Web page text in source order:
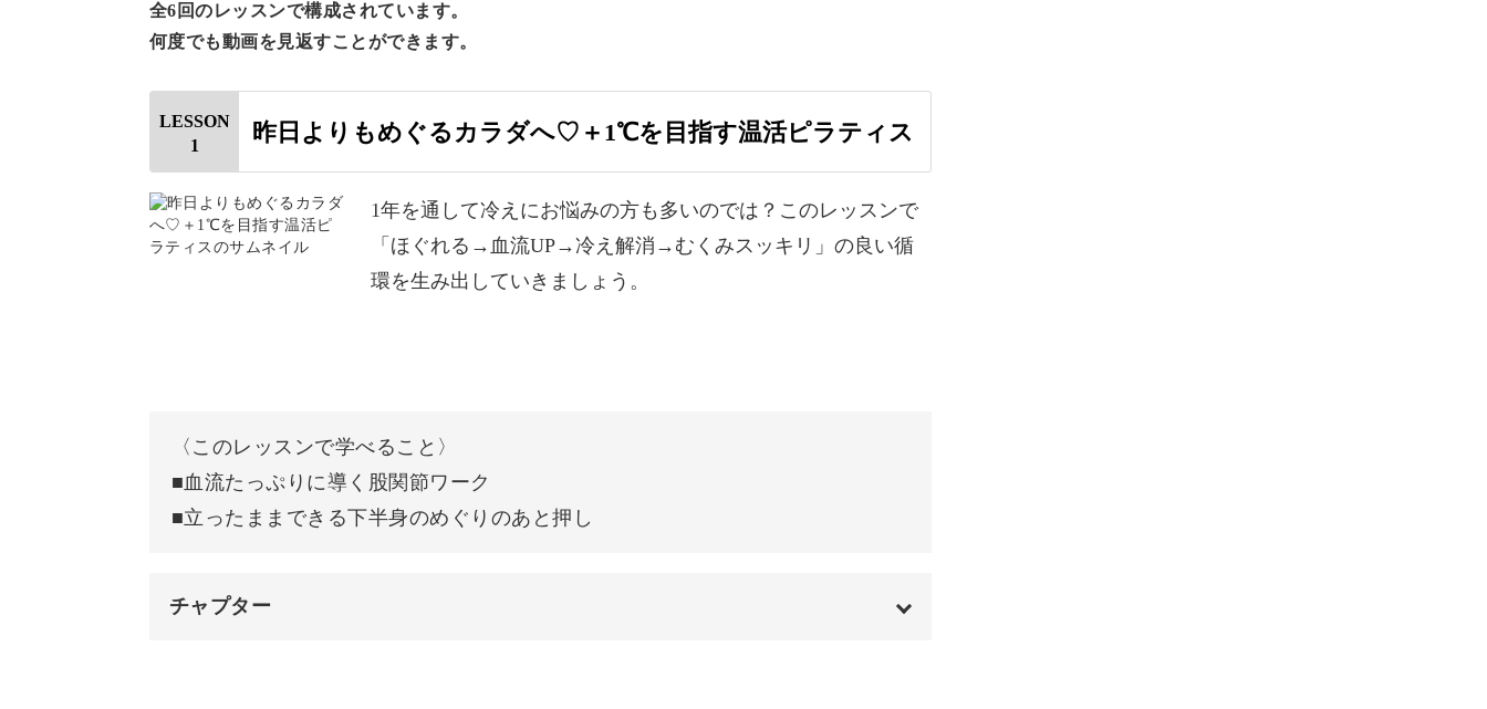
そもそもピラティスって何？
今では聞き馴染みの多い言葉ですが、ヨガほど意味はあまり知られていないことが多い
です。
ピラティスとは、日本では体幹トレーニングのイメージが強いかもしれませんが元はリ
取り組める運動です。
全6回のレッスンで構成されています。
何度でも動画を見返すことができます。
LESSON
1
昨日よりもめぐるカラダへ♡＋1℃を目指す温活ピラティス
1年を通して冷えにお悩みの方も多いのでは？このレッスンで
「ほぐれる→血流UP→冷え解消→むくみスッキリ」の良い循
環を生み出していきましょう。
〈このレッスンで学べること〉
■血流たっぷりに導く股関節ワーク
■立ったままできる下半身のめぐりのあと押し
チャプター